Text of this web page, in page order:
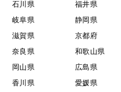
石川県
福井県
岐阜県
静岡県
滋賀県
京都府
奈良県
和歌山県
岡山県
広島県
香川県
愛媛県